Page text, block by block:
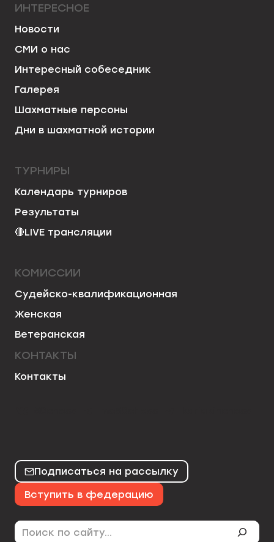
ИНТЕРЕСНОЕ
Новости
СМИ о нас
Интересный собеседник
Галерея
Шахматные персоны
Дни в шахматной истории
ТУРНИРЫ
Календарь турниров
Результаты
🔴LIVE трансляции
КОМИССИИ
Судейско-квалификационная
Женская
Ветеранская
КОНТАКТЫ
Контакты
Подписаться на рассылку
Вступить в федерацию
Поиск